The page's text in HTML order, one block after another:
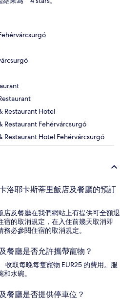
Restaurant Hotel
Restaurant Fehérvárcsurgó
Restaurant Hotel Fehérvárcsurgó
洛耶卡斯蒂里飯店及餐廳的預訂
店及餐廳在我們網站上有提供可全額退
宿的取消規定，在入住前幾天取消即
必參閱住宿的取消規定。
餐廳是否允許攜帶寵物？
收取每晚每隻寵物 EUR25 的費用。服
水碗。
餐廳是否提供停車位？